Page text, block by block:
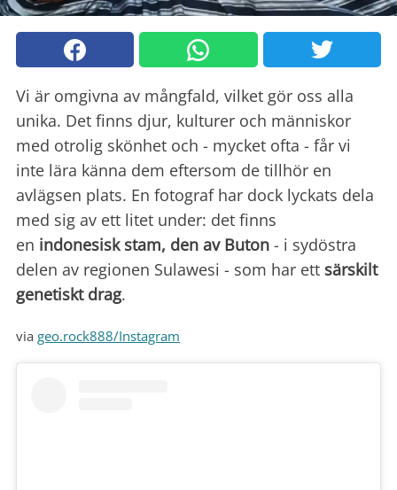
Vi är omgivna av mångfald, vilket gör oss alla
unika. Det finns djur, kulturer och människor
med otrolig skönhet och - mycket ofta - får vi
inte lära känna dem eftersom de tillhör en
avlägsen plats. En fotograf har dock lyckats dela
med sig av ett litet under: det finns
en indonesisk stam, den av Buton - i sydöstra
delen av regionen Sulawesi - som har ett särskilt
genetiskt drag.
via geo.rock888/Instagram